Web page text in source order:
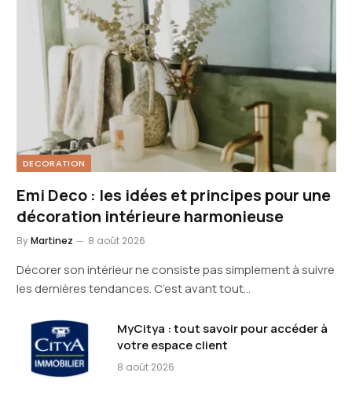
DECORATION
Emi Deco : les idées et principes pour une
décoration intérieure harmonieuse
ByMartinez 8 août 2026
Décorer son intérieur ne consiste pas simplement à suivre
les dernières tendances. C’est avant tout…
MyCitya : tout savoir pour accéder à
votre espace client
8 août 2026